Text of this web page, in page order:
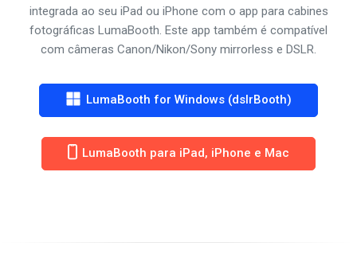
integrada ao seu iPad ou iPhone com o app para cabines
fotográficas LumaBooth. Este app também é compatível
com câmeras Canon/Nikon/Sony mirrorless e DSLR.
LumaBooth for Windows (dslrBooth)
LumaBooth para iPad, iPhone e Mac